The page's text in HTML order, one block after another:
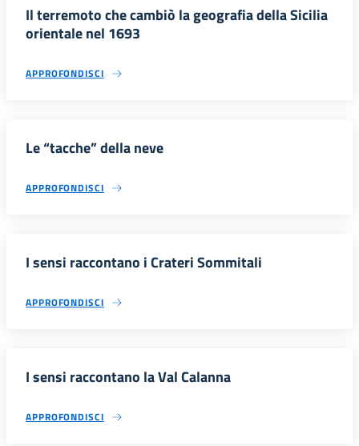
Il terremoto che cambiò la geografia della Sicilia
orientale nel 1693
APPROFONDISCI
Le “tacche” della neve
APPROFONDISCI
I sensi raccontano i Crateri Sommitali
APPROFONDISCI
I sensi raccontano la Val Calanna
APPROFONDISCI